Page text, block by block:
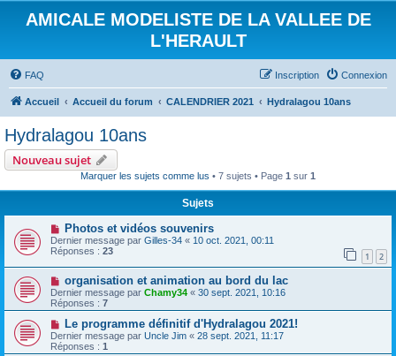
AMICALE MODELISTE DE LA VALLEE DE
L'HERAULT
FAQ Connexion
Inscription
Accueil Accueil du forum CALENDRIER 2021 Hydralagou 10ans
Hydralagou 10ans
Nouveau sujet
Marquer les sujets comme lus • 7 sujets • Page 1 sur 1
Sujets
Photos et vidéos souvenirs
Dernier message par Gilles-34 « 10 oct. 2021, 00:11
Réponses : 23 1 2
organisation et animation au bord du lac
Dernier message par Chamy34 « 30 sept. 2021, 10:16
Réponses : 7
Le programme définitif d'Hydralagou 2021!
Dernier message par Uncle Jim « 28 sept. 2021, 11:17
Réponses : 1